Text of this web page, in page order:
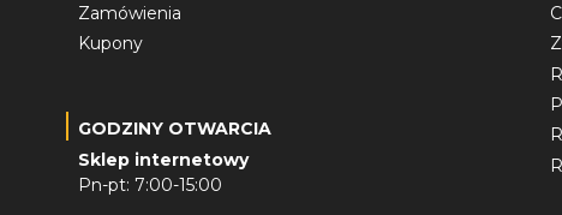
Zamówienia
Kupony
GODZINY OTWARCIA
Sklep internetowy
Pn-pt: 7:00-15:00